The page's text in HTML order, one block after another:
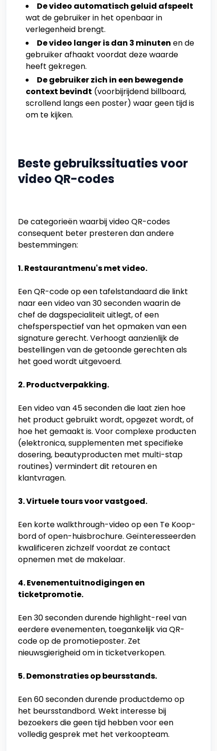
De video automatisch geluid afspeelt
wat de gebruiker in het openbaar in
verlegenheid brengt.
De video langer is dan 3 minuten en de
gebruiker afhaakt voordat deze waarde
heeft gekregen.
De gebruiker zich in een bewegende
context bevindt (voorbijrijdend billboard,
scrollend langs een poster) waar geen tijd is
om te kijken.
Beste gebruikssituaties voor
video QR-codes
De categorieën waarbij video QR-codes
consequent beter presteren dan andere
bestemmingen:
1. Restaurantmenu's met video.
Een QR-code op een tafelstandaard die linkt
naar een video van 30 seconden waarin de
chef de dagspecialiteit uitlegt, of een
chefsperspectief van het opmaken van een
signature gerecht. Verhoogt aanzienlijk de
bestellingen van de getoonde gerechten als
het goed wordt uitgevoerd.
2. Productverpakking.
Een video van 45 seconden die laat zien hoe
het product gebruikt wordt, opgezet wordt, of
hoe het gemaakt is. Voor complexe producten
(elektronica, supplementen met specifieke
dosering, beautyproducten met multi-stap
routines) vermindert dit retouren en
klantvragen.
3. Virtuele tours voor vastgoed.
Een korte walkthrough-video op een Te Koop-
bord of open-huisbrochure. Geïnteresseerden
kwalificeren zichzelf voordat ze contact
opnemen met de makelaar.
4. Evenementuitnodigingen en
ticketpromotie.
Een 30 seconden durende highlight-reel van
eerdere evenementen, toegankelijk via QR-
code op de promotieposter. Zet
nieuwsgierigheid om in ticketverkopen.
5. Demonstraties op beursstands.
Een 60 seconden durende productdemo op
het beursstandbord. Wekt interesse bij
bezoekers die geen tijd hebben voor een
volledig gesprek met het verkoopteam.